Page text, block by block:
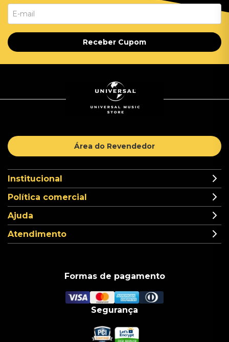
Receber Cupom
Área do Revendedor
Institucional
Política comercial
Ajuda
Atendimento
Formas de pagamento
Segurança